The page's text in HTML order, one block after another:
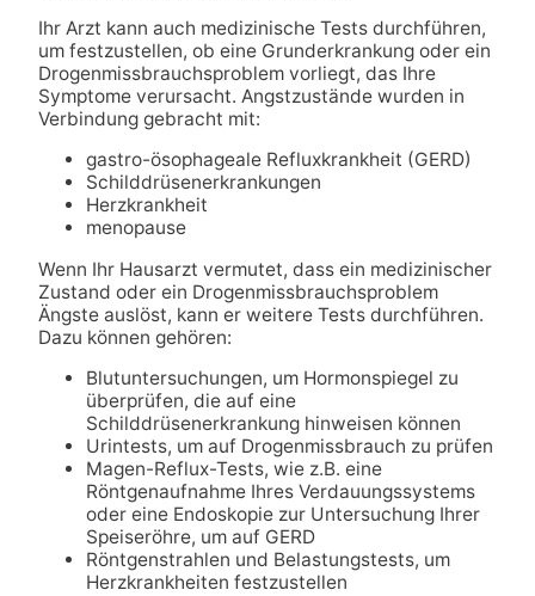
Ihr Arzt kann auch medizinische Tests durchführen,
um festzustellen, ob eine Grunderkrankung oder ein
Drogenmissbrauchsproblem vorliegt, das Ihre
Symptome verursacht. Angstzustände wurden in
Verbindung gebracht mit:
gastro-ösophageale Refluxkrankheit (GERD)
Schilddrüsenerkrankungen
Herzkrankheit
menopause
Wenn Ihr Hausarzt vermutet, dass ein medizinischer
Zustand oder ein Drogenmissbrauchsproblem
Ängste auslöst, kann er weitere Tests durchführen.
Dazu können gehören:
Blutuntersuchungen, um Hormonspiegel zu
überprüfen, die auf eine
Schilddrüsenerkrankung hinweisen können
Urintests, um auf Drogenmissbrauch zu prüfen
Magen-Reflux-Tests, wie z.B. eine
Röntgenaufnahme Ihres Verdauungssystems
oder eine Endoskopie zur Untersuchung Ihrer
Speiseröhre, um auf GERD
Röntgenstrahlen und Belastungstests, um
Herzkrankheiten festzustellen